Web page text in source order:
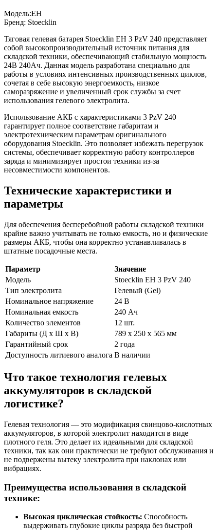
Модель:EH
Бренд: Stoecklin
Тяговая гелевая батарея Stoecklin EH 3 PzV 240 представляет
собой высокопроизводительный источник питания для
складской техники, обеспечивающий стабильную мощность
24В 240Ач. Данная модель разработана специально для
работы в условиях интенсивных производственных циклов,
сочетая в себе высокую энергоемкость, низкое
саморазряжение и увеличенный срок службы за счет
использования гелевого электролита.
Использование АКБ с характеристиками 3 PzV 240
гарантирует полное соответствие габаритам и
электротехническим параметрам оригинального
оборудования Stoecklin. Это позволяет избежать перегрузок
системы, обеспечивает корректную работу контроллеров
заряда и минимизирует простои техники из-за
несовместимости компонентов.
Технические характеристики и
параметры
Для обеспечения бесперебойной работы складской техники
крайне важно учитывать не только емкость, но и физические
размеры АКБ, чтобы она корректно устанавливалась в
штатные посадочные места.
Параметр
Значение
Модель
Stoecklin EH 3 PzV 240
Тип электролита
Гелевый (Gel)
Номинальное напряжение
24 В
Номинальная емкость
240 Ач
Количество элементов
12 шт.
Габариты (Д х Ш х В)
789 х 250 х 565 мм
Гарантийный срок
2 года
Доступность литиевого аналога В наличии
Что такое технология гелевых
аккумуляторов в складской
логистике?
Гелевая технология — это модификация свинцово-кислотных
аккумуляторов, в которой электролит находится в виде
плотного геля. Это делает их идеальными для складской
техники, так как они практически не требуют обслуживания и
не подвержены вытеку электролита при наклонах или
вибрациях.
Преимущества использования в складской
технике:
Высокая циклическая стойкость: Способность
выдерживать глубокие циклы разряда без быстрой